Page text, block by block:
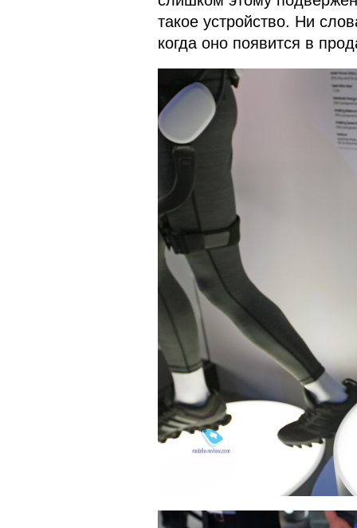
такое устройство. Ни
когда оно появится в